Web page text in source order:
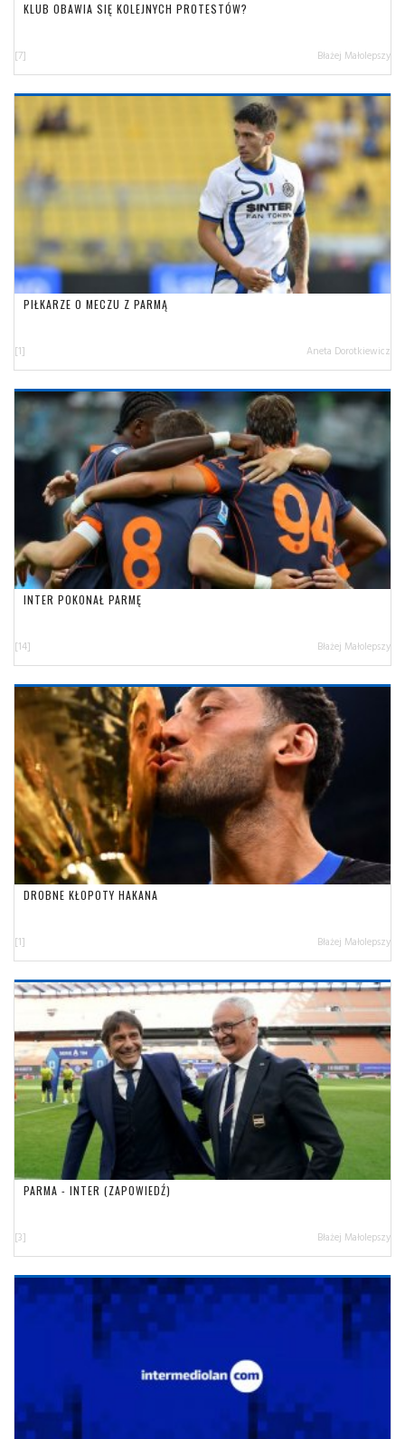
KLUB OBAWIA SIĘ KOLEJNYCH PROTESTÓW?
[7] Błażej Małolepszy
PIŁKARZE O MECZU Z PARMĄ
[1] Aneta Dorotkiewicz
INTER POKONAŁ PARMĘ
[14] Błażej Małolepszy
DROBNE KŁOPOTY HAKANA
[1] Błażej Małolepszy
PARMA - INTER (ZAPOWIEDŹ)
[3] Błażej Małolepszy